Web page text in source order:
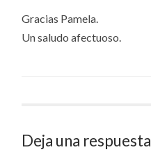
Gracias Pamela.
Un saludo afectuoso.
Deja una respuesta